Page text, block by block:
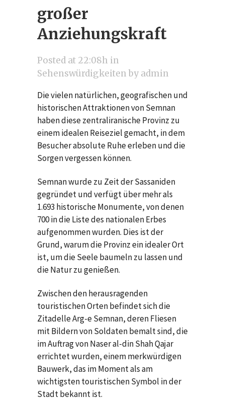
großer
Anziehungskraft
Posted at 22:08h in
Sehenswürdigkeiten by admin
Die vielen natürlichen, geografischen und
historischen Attraktionen von Semnan
haben diese zentraliranische Provinz zu
einem idealen Reiseziel gemacht, in dem
Besucher absolute Ruhe erleben und die
Sorgen vergessen können.
Semnan wurde zu Zeit der Sassaniden
gegründet und verfügt über mehr als
1.693 historische Monumente, von denen
700 in die Liste des nationalen Erbes
aufgenommen wurden. Dies ist der
Grund, warum die Provinz ein idealer Ort
ist, um die Seele baumeln zu lassen und
die Natur zu genießen.
Zwischen den herausragenden
touristischen Orten befindet sich die
Zitadelle Arg-e Semnan, deren Fliesen
mit Bildern von Soldaten bemalt sind, die
im Auftrag von Naser al-din Shah Qajar
errichtet wurden, einem merkwürdigen
Bauwerk, das im Moment als am
wichtigsten touristischen Symbol in der
Stadt bekannt ist.